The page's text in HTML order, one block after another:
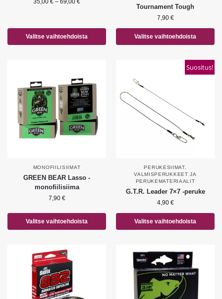
35,00 € – 69,00 €
Valitse vaihtoehdoista
Tournament Tough
7,90 €
Valitse vaihtoehdoista
MONOFIILISIIMAT
GREEN BEAR Lasso -
monofiilisiima
7,90 €
Valitse vaihtoehdoista
Suositus!
PERUKESIIMAT,
VALMISPERUKKEET JA
PERUKEMATERIAALIT
G.T.R. Leader 7×7 -peruke
4,90 €
Valitse vaihtoehdoista